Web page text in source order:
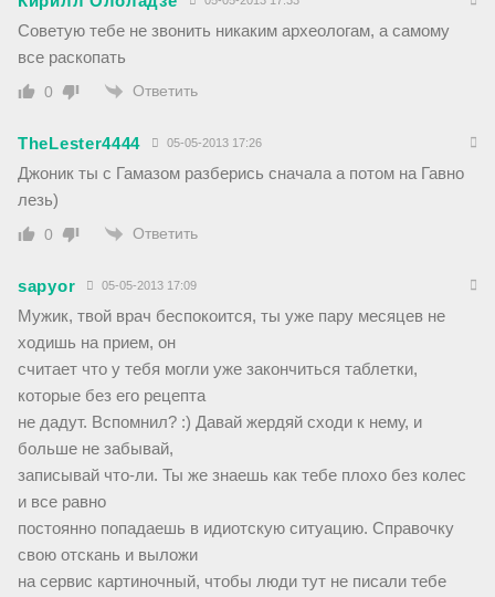
Советую тебе не звонить никаким археологам, а самому
все раскопать
0 Ответить
TheLester4444 05-05-2013 17:26
Джоник ты с Гамазом разберись сначала а потом на Гавно
лезь)
0 Ответить
sapyor 05-05-2013 17:09
Мужик, твой врач беспокоится, ты уже пару месяцев не
ходишь на прием, он
считает что у тебя могли уже закончиться таблетки,
которые без его рецепта
не дадут. Вспомнил? :) Давай жердяй сходи к нему, и
больше не забывай,
записывай что-ли. Ты же знаешь как тебе плохо без колес
и все равно
постоянно попадаешь в идиотскую ситуацию. Справочку
свою отскань и выложи
на сервис картиночный, чтобы люди тут не писали тебе